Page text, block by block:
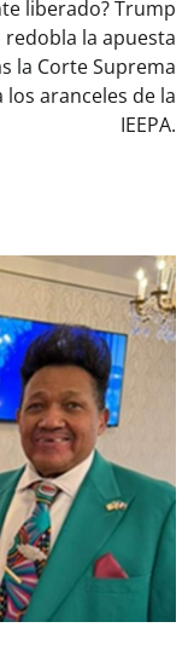
liberado? Trump
redobla la apuesta
la Corte Suprema
los aranceles de la
IEEPA.